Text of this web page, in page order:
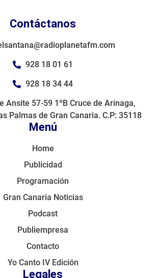
Menú
Home
Publicidad
Programación
Gran Canaria Noticias
Podcast
Publiempresa
Contacto
Yo Canto IV Edición
Legales
Contáctanos
928 18 01 61
928 18 34 44
Ansite 57-59 1ºB Cruce de Arinaga,
Palmas de Gran Canaria. C.P: 35118